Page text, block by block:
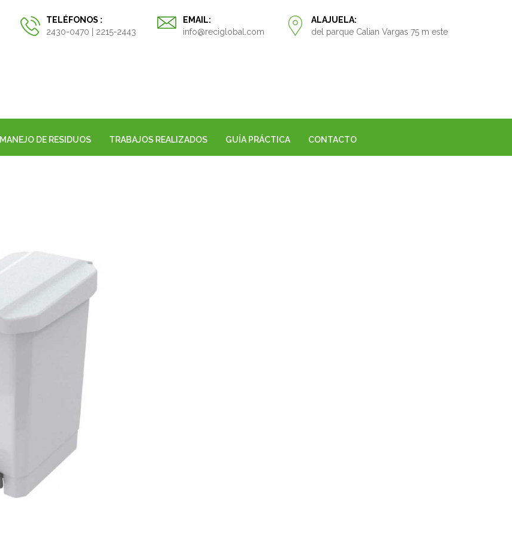
TELÉFONOS :
2430-0470 | 2215-2443
EMAIL:
info@reciglobal.com
ALAJUELA:
del parque Calian Vargas 75 m este
MANEJO DE RESIDUOS TRABAJOS REALIZADOS GUÍA PRÁCTICA CONTACTO